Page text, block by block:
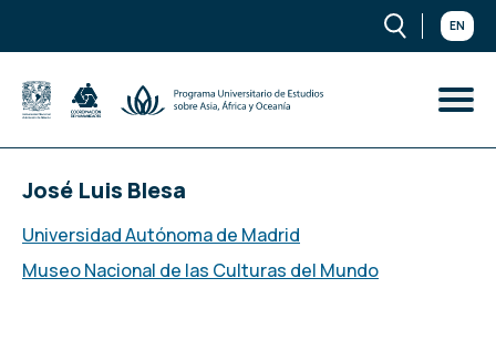
EN
José Luis Blesa
Universidad Autónoma de Madrid
Museo Nacional de las Culturas del Mundo